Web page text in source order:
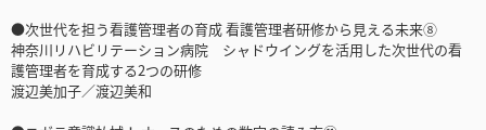
●次世代を担う看護管理者の育成 看護管理者研修から見える未来⑧
神奈川リハビリテーション病院 シャドウイングを活用した次世代の看
護管理者を育成する2つの研修
渡辺美加子／渡辺美和